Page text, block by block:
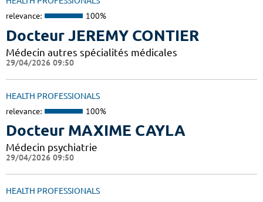
relevance: 100%
Docteur JEREMY CONTIER
Médecin autres spécialités médicales
29/04/2026 09:50
HEALTH PROFESSIONALS
relevance: 100%
Docteur MAXIME CAYLA
Médecin psychiatrie
29/04/2026 09:50
HEALTH PROFESSIONALS